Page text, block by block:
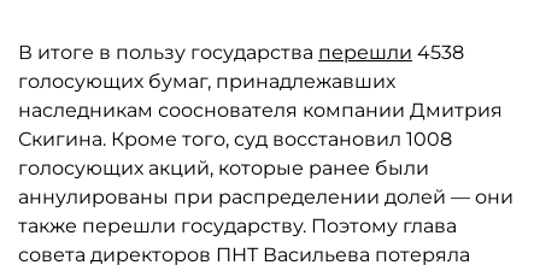
В итоге в пользу государства перешли 4538
голосующих бумаг, принадлежавших
наследникам сооснователя компании Дмитрия
Скигина. Кроме того, суд восстановил 1008
голосующих акций, которые ранее были
аннулированы при распределении долей — они
также перешли государству. Поэтому глава
совета директоров ПНТ Васильева потеряла